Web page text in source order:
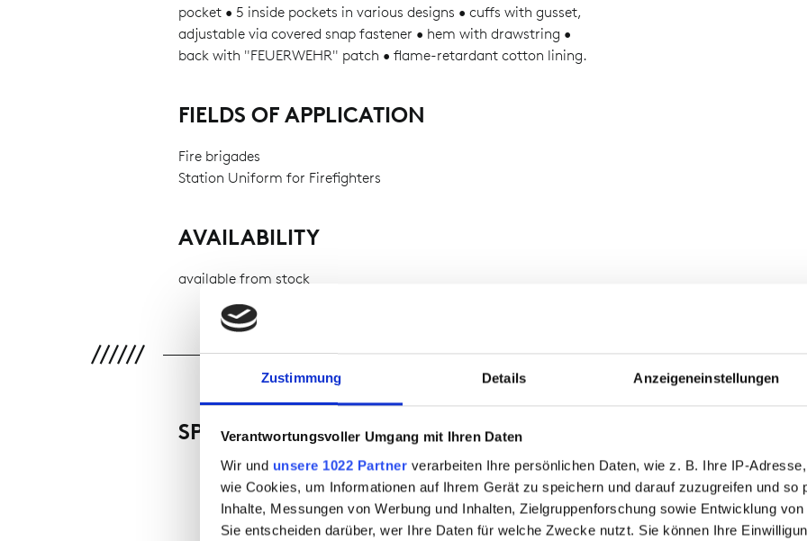
Zustimmung Details Anzeigeneinstellungen
Verantwortungsvoller Umgang mit Ihren Daten
Wir und unsere 1022 Partner verarbeiten Ihre persönlichen Daten, wie z. B. Ihre IP-
wie Cookies, um Informationen auf Ihrem Gerät zu speichern und darauf zuzugreifen und so
Inhalte, Messungen von Werbung und Inhalten, Zielgruppenforschung sowie Entwicklung
Sie entscheiden darüber, wer Ihre Daten für welche Zwecke nutzt. Sie können Ihre
pocket • 5 inside pockets in various designs • cuffs with gusset,
adjustable via covered snap fastener • hem with drawstring •
back with "FEUERWEHR" patch • flame-retardant cotton lining.
FIELDS OF APPLICATION
Fire brigades
Station Uniform for Firefighters
AVAILABILITY
available from stock
SPECIAL FEATURES